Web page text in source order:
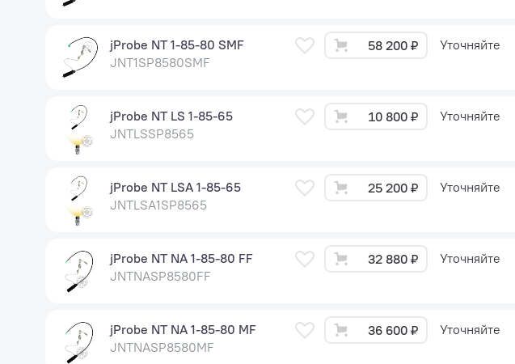
jProbe NT 1-85-80 SMF
JNT1SP8580SMF
58 200 ₽ Уточняйте
jProbe NT LS 1-85-65
JNTLSSP8565
10 800 ₽ Уточняйте
jProbe NT LSA 1-85-65
JNTLSA1SP8565
25 200 ₽ Уточняйте
jProbe NT NA 1-85-80 FF
JNTNASP8580FF
32 880 ₽ Уточняйте
jProbe NT NA 1-85-80 MF
JNTNASP8580MF
36 600 ₽ Уточняйте